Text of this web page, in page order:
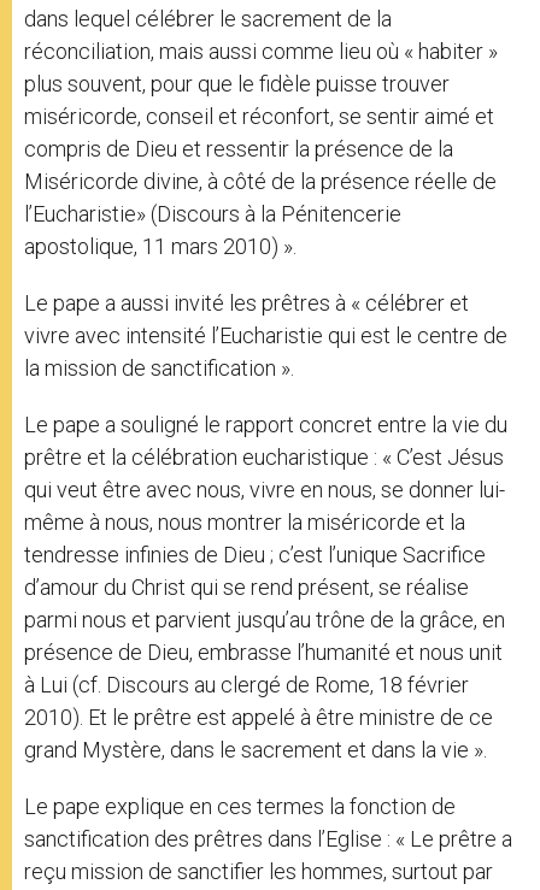
dans lequel célébrer le sacrement de la
réconciliation, mais aussi comme lieu où « habiter »
plus souvent, pour que le fidèle puisse trouver
miséricorde, conseil et réconfort, se sentir aimé et
compris de Dieu et ressentir la présence de la
Miséricorde divine, à côté de la présence réelle de
l’Eucharistie» (Discours à la Pénitencerie
apostolique, 11 mars 2010) ».
Le pape a aussi invité les prêtres à « célébrer et
vivre avec intensité l’Eucharistie qui est le centre de
la mission de sanctification ».
Le pape a souligné le rapport concret entre la vie du
prêtre et la célébration eucharistique : « C’est Jésus
qui veut être avec nous, vivre en nous, se donner lui-
même à nous, nous montrer la miséricorde et la
tendresse infinies de Dieu ; c’est l’unique Sacrifice
d’amour du Christ qui se rend présent, se réalise
parmi nous et parvient jusqu’au trône de la grâce, en
présence de Dieu, embrasse l’humanité et nous unit
à Lui (cf. Discours au clergé de Rome, 18 février
2010). Et le prêtre est appelé à être ministre de ce
grand Mystère, dans le sacrement et dans la vie ».
Le pape explique en ces termes la fonction de
sanctification des prêtres dans l’Eglise : « Le prêtre a
reçu mission de sanctifier les hommes, surtout par